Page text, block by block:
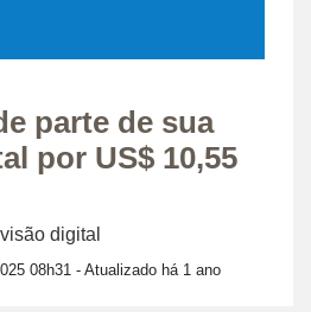
parte de sua
por US$ 10,55
digital
08h31 - Atualizado há 1 ano